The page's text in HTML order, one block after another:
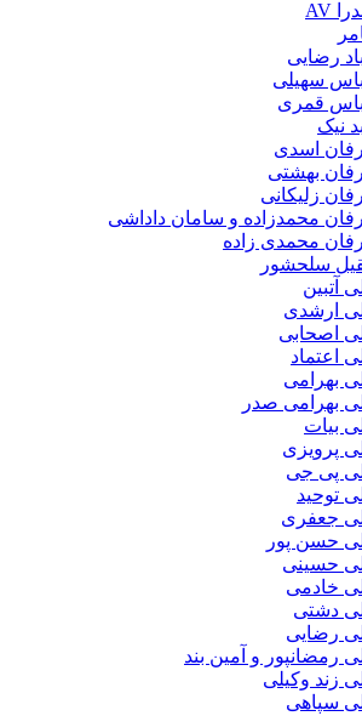
و سامان داداشی
زاده
صدر
و آمین بند